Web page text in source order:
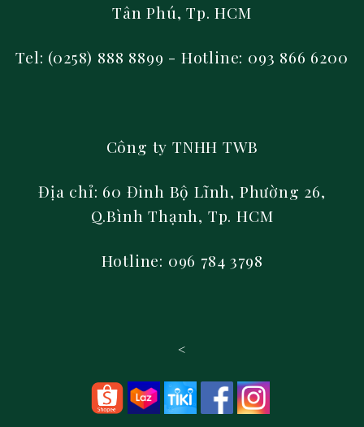
Tân Phú, Tp. HCM
Tel: (0258) 888 8899 - Hotline: 093 866 6200
Công ty TNHH TWB
Địa chỉ: 60 Đinh Bộ Lĩnh, Phường 26,
Q.Bình Thạnh, Tp. HCM
Hotline: 096 784 3798
<